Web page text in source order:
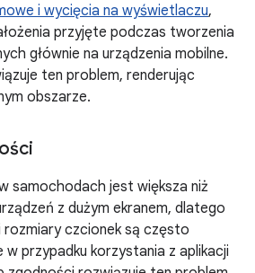
i wycięcia na wyświetlaczu,
przyjęte podczas tworzenia
głównie na urządzenia mobilne.
ten problem, renderując
obszarze.
samochodach jest większa niż
z dużym ekranem, dlatego
czcionek są często
w przypadku korzystania z aplikacji